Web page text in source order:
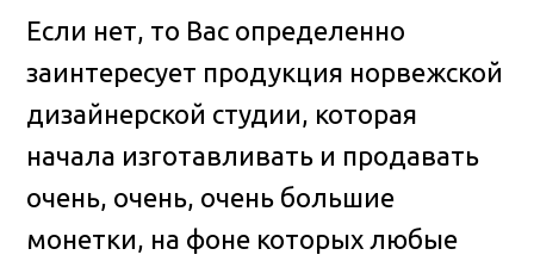
Если нет, то Вас определенно
заинтересует продукция норвежской
дизайнерской студии, которая
начала изготавливать и продавать
очень, очень, очень большие
монетки, на фоне которых любые